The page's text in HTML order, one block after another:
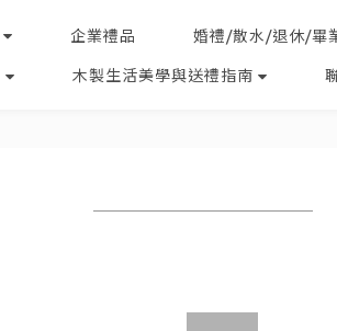
企業禮品 婚禮/散水/退休/畢
木製生活美學與送禮指南